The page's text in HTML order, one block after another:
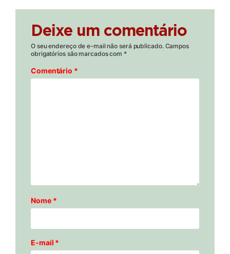
Deixe um comentário
O seu endereço de e-mail não será publicado. Campos
obrigatórios são marcados com *
Comentário *
Nome *
E-mail *